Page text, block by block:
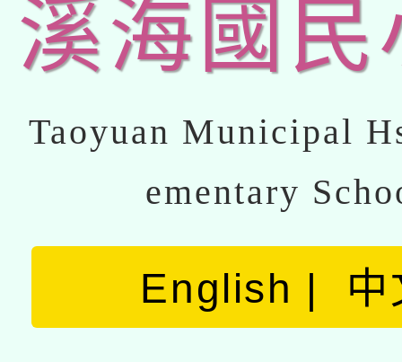
溪海國民
Taoyuan Municipal
ementary
English 中